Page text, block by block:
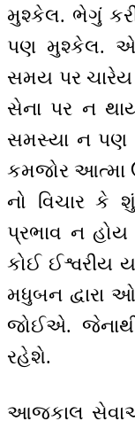
મુશ્કેલ. ભેગું
પણ મુશ્કેલ.
સમય પર ચારેય
સેના પર ન
સમસ્યા ન પણ
કમજોર
નો વિચાર કે
પ્રભાવ ન
કોઈ ઈશ્વરીય
મધુબન દ્વારા
જોઈએ.
રહેશે.
આજકાલ